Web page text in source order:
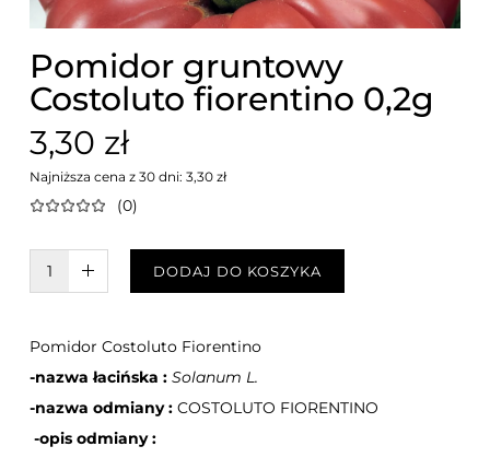
Pomidor gruntowy
Costoluto fiorentino 0,2g
3,30 zł
Najniższa cena z 30 dni: 3,30 zł
(0)
W KOSZYKU :)DODAJ DO KOSZYKA
Pomidor Costoluto Fiorentino
-nazwa łacińska :Solanum L.
-nazwa odmiany :COSTOLUTO FIORENTINO
-opis odmiany :